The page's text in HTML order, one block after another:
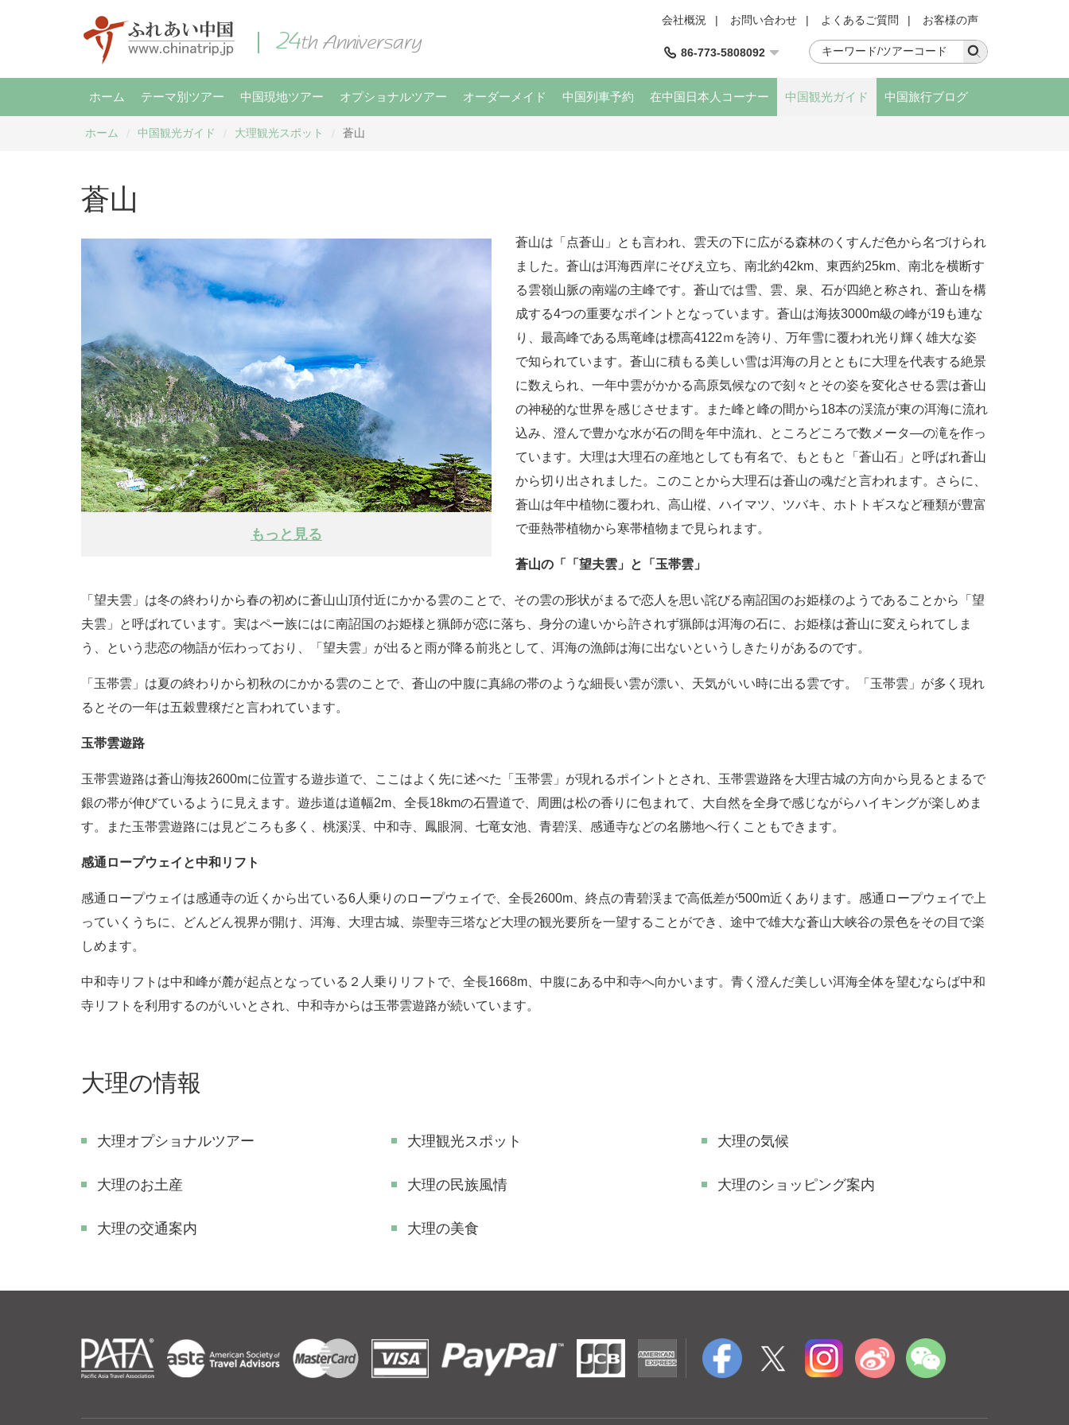
会社概況 | お問い合わせ | よくあるご質問 | お客様の声
86-773-5808092
ホーム テーマ別ツアー 中国現地ツアー オプショナルツアー オーダーメイド 中国列車予約 在中国日本人コーナー 中国観光ガイド 中国旅行ブログ
ホーム 中国観光ガイド 大理観光スポット 蒼山
蒼山
もっと見る
蒼山は「点蒼山」とも言われ、雲天の下に広がる森林のくすんだ色から名づけられ
ました。蒼山は洱海西岸にそびえ立ち、南北約42km、東西約25km、南北を横断す
る雲嶺山脈の南端の主峰です。蒼山では雪、雲、泉、石が四絶と称され、蒼山を構
成する4つの重要なポイントとなっています。蒼山は海抜3000m級の峰が19も連な
り、最高峰である馬竜峰は標高4122ｍを誇り、万年雪に覆われ光り輝く雄大な姿
で知られています。蒼山に積もる美しい雪は洱海の月とともに大理を代表する絶景
に数えられ、一年中雲がかかる高原気候なので刻々とその姿を変化させる雲は蒼山
の神秘的な世界を感じさせます。また峰と峰の間から18本の渓流が東の洱海に流れ
込み、澄んで豊かな水が石の間を年中流れ、ところどころで数メータ―の滝を作っ
ています。大理は大理石の産地としても有名で、もともと「蒼山石」と呼ばれ蒼山
から切り出されました。このことから大理石は蒼山の魂だと言われます。さらに、
蒼山は年中植物に覆われ、高山樅、ハイマツ、ツバキ、ホトトギスなど種類が豊富
で亜熱帯植物から寒帯植物まで見られます。
蒼山の「「望夫雲」と「 玉帯雲」
「望夫雲」は冬の終わりから春の初めに蒼山山頂付近にかかる雲のことで、その雲の形状がまるで恋人を思い詫びる南詔国のお姫様のようであることから「望
夫雲」と呼ばれています。実はペー族にはに南詔国のお姫様と猟師が恋に落ち、身分の違いから許されず猟師は洱海の石に、お姫様は蒼山に変えられてしま
う、という悲恋の物語が伝わっており、「望夫雲」が出ると雨が降る前兆として、洱海の漁師は海に出ないというしきたりがあるのです。
「玉帯雲」は夏の終わりから初秋のにかかる雲のことで、蒼山の中腹に真綿の帯のような細長い雲が漂い、天気がいい時に出る雲です。「玉帯雲」が多く現れ
るとその一年は五穀豊穣だと言われています。
玉帯雲遊路
玉帯雲遊路は蒼山海抜2600mに位置する遊歩道で、ここはよく先に述べた「玉帯雲」が現れるポイントとされ、 玉帯雲遊路を大理古城の方向から見るとまるで
銀の帯が伸びているように見えます。遊歩道は道幅2m、全長18kmの石畳道で、周囲は松の香りに包まれて、大自然を全身で感じながらハイキングが楽しめま
す。また玉帯雲遊路には見どころも多く、 桃溪渓、中和寺、鳳眼洞、七竜女池、青碧渓、感通寺などの名勝地へ行くこともできます。
感通ロープウェイと中和 リフト
感通ロープウェイは感通寺の近くから出ている6人乗りのロープウェイで、全長2600m、終点の青碧渓まで高低差が500m近くあります。感通ロープウェイで上
っていくうちに、どんどん視界が開け、洱海、大理古城、 崇聖寺三塔など大理の観光要所を一望することができ、途中で雄大な蒼山大峡谷の景色をその目で楽
しめます。
中和寺リフトは中和峰が麓が起点となっている２人乗りリフトで、全長1668m、中腹にある中和寺へ向かいます。青く澄んだ美しい洱海全体を望むならば中和
寺リフトを利用するのがいいとされ、中和寺からは玉帯雲遊路が続いています。
大理の情報
大理オプショナルツアー 大理観光スポット 大理の気候
大理のお土産 大理の民族風情 大理のショッピング案内
大理の交通案内 大理の美食